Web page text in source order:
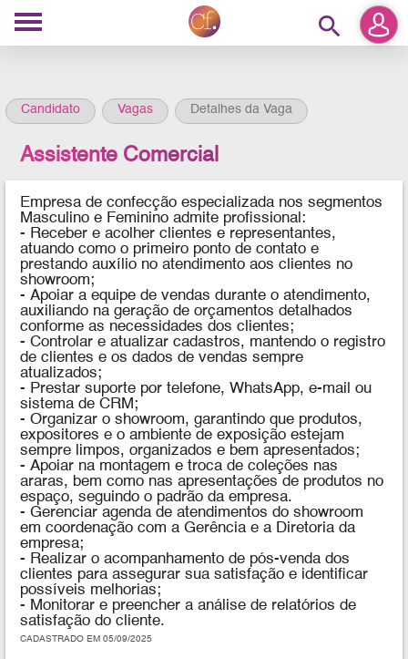
search
Candidato Vagas Detalhes da Vaga
Assistente Comercial
Empresa de confecção especializada nos segmentos
Masculino e Feminino admite profissional:
- Receber e acolher clientes e representantes,
atuando como o primeiro ponto de contato e
prestando auxílio no atendimento aos clientes no
showroom;
- Apoiar a equipe de vendas durante o atendimento,
auxiliando na geração de orçamentos detalhados
conforme as necessidades dos clientes;
- Controlar e atualizar cadastros, mantendo o registro
de clientes e os dados de vendas sempre
atualizados;
- Prestar suporte por telefone, WhatsApp, e-mail ou
sistema de CRM;
- Organizar o showroom, garantindo que produtos,
expositores e o ambiente de exposição estejam
sempre limpos, organizados e bem apresentados;
- Apoiar na montagem e troca de coleções nas
araras, bem como nas apresentações de produtos no
espaço, seguindo o padrão da empresa.
- Gerenciar agenda de atendimentos do showroom
em coordenação com a Gerência e a Diretoria da
empresa;
- Realizar o acompanhamento de pós-venda dos
clientes para assegurar sua satisfação e identificar
possíveis melhorias;
- Monitorar e preencher a análise de relatórios de
satisfação do cliente.
CADASTRADO EM 05/09/2025